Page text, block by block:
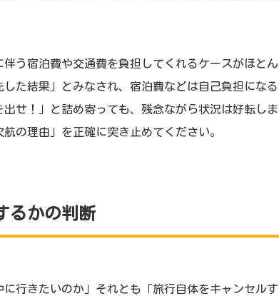
う宿泊費や交通費を負担してくれるケースがほとん
た結果」とみなされ、宿泊費などは自己負担になる
せ！」と詰め寄っても、残念ながら状況は好転しま
の理由」を正確に突き止めてください。
るかの判断
行きたいのか」それとも「旅行自体をキャンセルす